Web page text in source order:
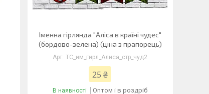
Іменна гірлянда "Аліса в країні чудес"
(бордово-зелена) (ціна з прапорець)
ТС_им_гирл_Алиса_стр_чуд2
25 ₴
В наявності Оптом і в роздріб